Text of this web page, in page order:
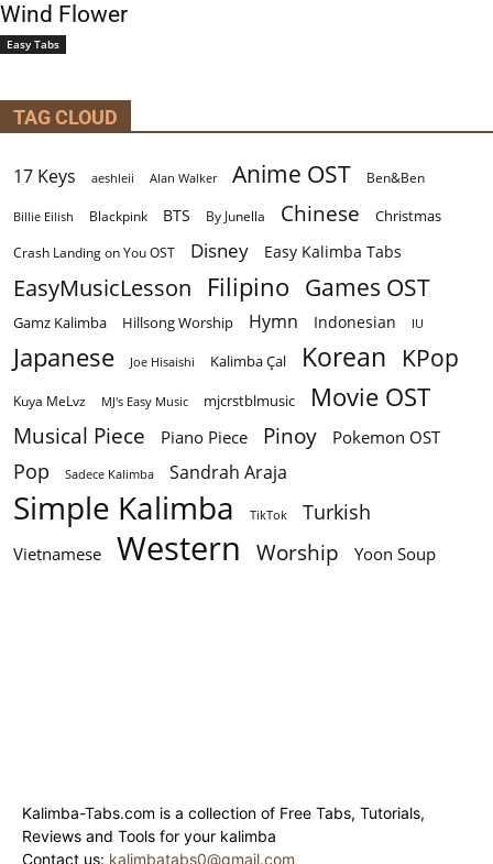
Wind Flower
Easy Tabs
TAG CLOUD
17 Keys aeshleii Alan Walker Anime OST Ben&Ben
Billie Eilish Blackpink BTS By Junella Chinese Christmas
Crash Landing on You OST Disney Easy Kalimba Tabs
EasyMusicLesson Filipino Games OST
Gamz Kalimba Hillsong Worship Hymn Indonesian IU
Japanese Joe Hisaishi Kalimba Çal Korean KPop
Kuya MeLvz MJ's Easy Music mjcrstblmusic Movie OST
Musical Piece Piano Piece Pinoy Pokemon OST
Pop Sadece Kalimba Sandrah Araja
Simple Kalimba TikTok Turkish
Vietnamese Western Worship Yoon Soup
Kalimba-Tabs.com is a collection of Free Tabs, Tutorials,
Reviews and Tools for your kalimba
Contact us: kalimbatabs0@gmail.com